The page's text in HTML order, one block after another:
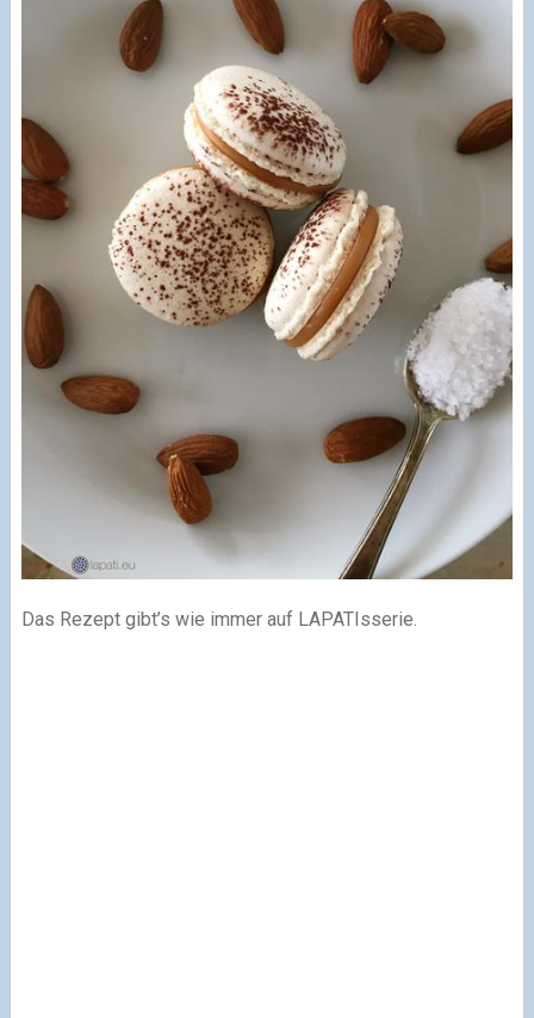
Das Rezept gibt’s wie immer auf LAPATIsserie.